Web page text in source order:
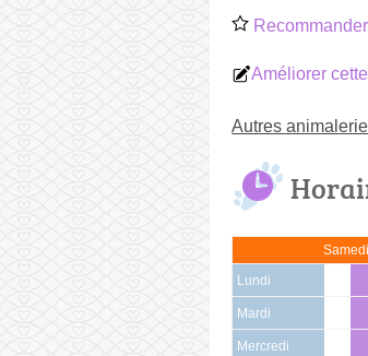
Améliorer
Autres
Lundi
Mardi
Mercredi